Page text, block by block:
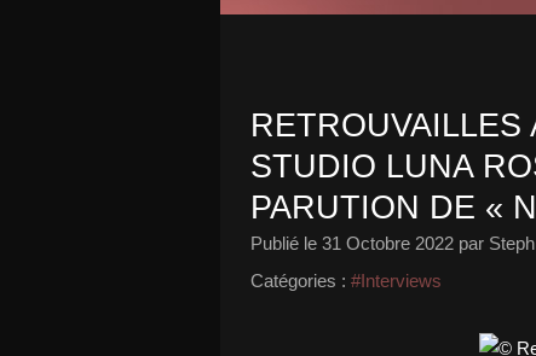
RETROUVAILLES
STUDIO LUNA
PARUTION DE «
Publié le 31 Octobre 2022 par
Catégories : #Interviews